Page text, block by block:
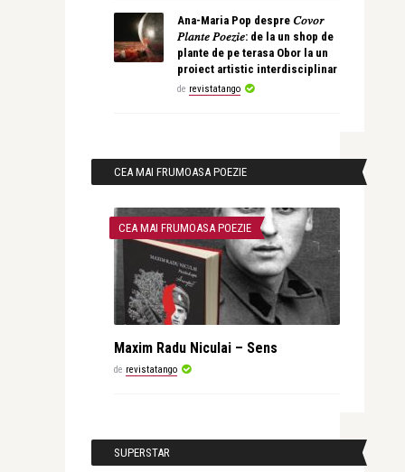
Ana-Maria Pop despre 𝐶𝑜𝑣𝑜𝑟
𝑃𝑙𝑎𝑛𝑡𝑒 𝑃𝑜𝑒𝑧𝑖𝑒: de la un shop de
plante de pe terasa Obor la un
proiect artistic interdisciplinar
de revistatango
CEA MAI FRUMOASA POEZIE
CEA MAI FRUMOASA POEZIE
Maxim Radu Niculai – Sens
de revistatango
SUPERSTAR